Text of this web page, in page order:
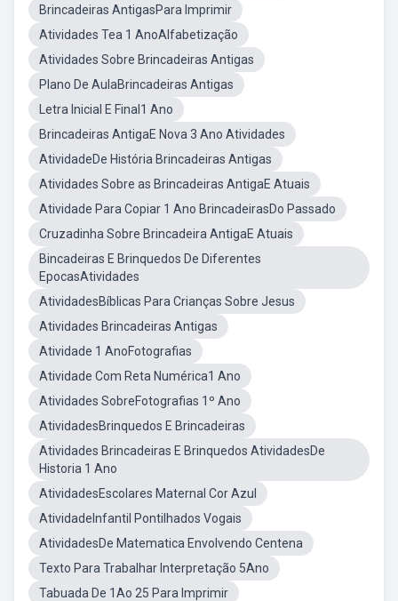
Brincadeiras AntigasPara Imprimir
Atividades Tea 1 AnoAlfabetização
Atividades Sobre Brincadeiras Antigas
Plano De AulaBrincadeiras Antigas
Letra Inicial E Final1 Ano
Brincadeiras AntigaE Nova 3 Ano Atividades
AtividadeDe História Brincadeiras Antigas
Atividades Sobre as Brincadeiras AntigaE Atuais
Atividade Para Copiar 1 Ano BrincadeirasDo Passado
Cruzadinha Sobre Brincadeira AntigaE Atuais
Bincadeiras E Brinquedos De Diferentes
EpocasAtividades
AtividadesBíblicas Para Crianças Sobre Jesus
Atividades Brincadeiras Antigas
Atividade 1 AnoFotografias
Atividade Com Reta Numérica1 Ano
Atividades SobreFotografias 1º Ano
AtividadesBrinquedos E Brincadeiras
Atividades Brincadeiras E Brinquedos AtividadesDe
Historia 1 Ano
AtividadesEscolares Maternal Cor Azul
AtividadeInfantil Pontilhados Vogais
AtividadesDe Matematica Envolvendo Centena
Texto Para Trabalhar Interpretação 5Ano
Tabuada De 1Ao 25 Para Imprimir